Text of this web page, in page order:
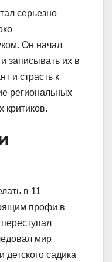
серьезно
Он начал
записывать их в
и страсть к
региональных
критиков.
в 11
профи в
мир
детского садика